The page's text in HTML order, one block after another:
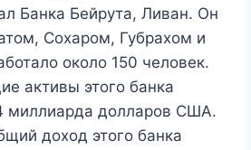
Банка Бейрута, Ливан. Он
Сохаром, Губрахом и
около 150 человек.
активы этого банка
миллиарда долларов США.
доход этого банка